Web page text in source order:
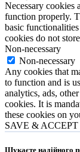
Necessary cookies
function properly.
basic
cookies do not
Non-necessary
Non-necessary
Any cookies that
to function and is
analytics, ads,
cookies. It is
these cookies on
SAVE & ACCEPT
Шукаєте надійного